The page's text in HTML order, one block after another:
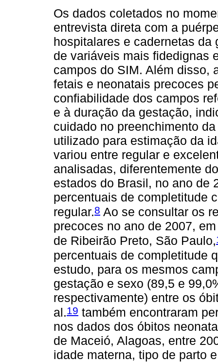
Os dados coletados no
entrevista direta com a
hospitalares e cadernetas
de variáveis mais fidedignas
campos do SIM. Além disso,
fetais e neonatais precoces
confiabilidade dos campos
e à duração da gestação,
cuidado no preenchimento
utilizado para estimação da
variou entre regular e
analisadas, diferentemente
estados do Brasil, no ano de
percentuais de completitude
regular.8 Ao se consultar os
precoces no ano de 2007,
de Ribeirão Preto, São Paulo,
percentuais de completitude
estudo, para os mesmos
gestação e sexo (89,5 e
respectivamente) entre os
al.19 também encontraram
nos dados dos óbitos
de Maceió, Alagoas, entre
idade materna, tipo de parto